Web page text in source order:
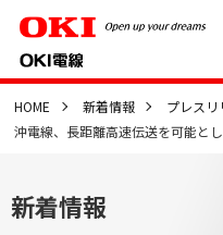
HOME 新着情報 プレスリ
沖電線、長距離高速伝送を可能と
新着情報